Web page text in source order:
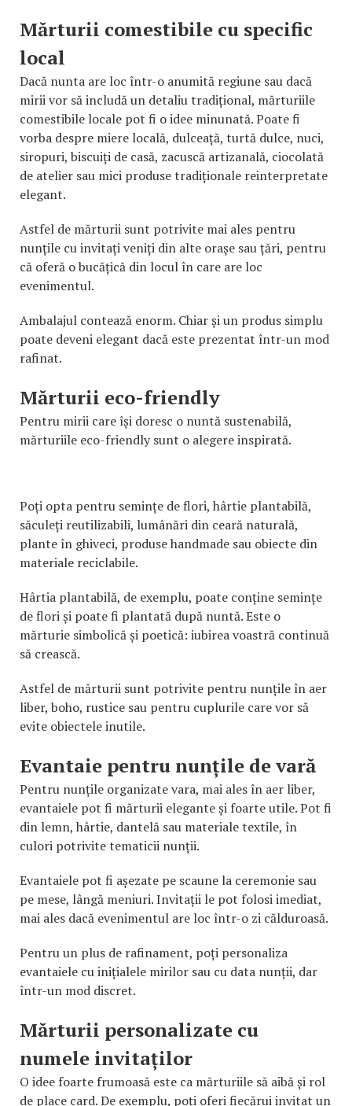
Mărturii comestibile cu specific
local
Dacă nunta are loc într-o anumită regiune sau dacă
mirii vor să includă un detaliu tradițional, mărturiile
comestibile locale pot fi o idee minunată. Poate fi
vorba despre miere locală, dulceață, turtă dulce, nuci,
siropuri, biscuiți de casă, zacuscă artizanală, ciocolată
de atelier sau mici produse tradiționale reinterpretate
elegant.
Astfel de mărturii sunt potrivite mai ales pentru
nunțile cu invitați veniți din alte orașe sau țări, pentru
că oferă o bucățică din locul în care are loc
evenimentul.
Ambalajul contează enorm. Chiar și un produs simplu
poate deveni elegant dacă este prezentat într-un mod
rafinat.
Mărturii eco-friendly
Pentru mirii care își doresc o nuntă sustenabilă,
mărturiile eco-friendly sunt o alegere inspirată.
Poți opta pentru semințe de flori, hârtie plantabilă,
săculeți reutilizabili, lumânări din ceară naturală,
plante în ghiveci, produse handmade sau obiecte din
materiale reciclabile.
Hârtia plantabilă, de exemplu, poate conține semințe
de flori și poate fi plantată după nuntă. Este o
mărturie simbolică și poetică: iubirea voastră continuă
să crească.
Astfel de mărturii sunt potrivite pentru nunțile în aer
liber, boho, rustice sau pentru cuplurile care vor să
evite obiectele inutile.
Evantaie pentru nunțile de vară
Pentru nunțile organizate vara, mai ales în aer liber,
evantaiele pot fi mărturii elegante și foarte utile. Pot fi
din lemn, hârtie, dantelă sau materiale textile, în
culori potrivite tematicii nunții.
Evantaiele pot fi așezate pe scaune la ceremonie sau
pe mese, lângă meniuri. Invitații le pot folosi imediat,
mai ales dacă evenimentul are loc într-o zi călduroasă.
Pentru un plus de rafinament, poți personaliza
evantaiele cu inițialele mirilor sau cu data nunții, dar
într-un mod discret.
Mărturii personalizate cu
numele invitaților
O idee foarte frumoasă este ca mărturiile să aibă și rol
de place card. De exemplu, poți oferi fiecărui invitat un